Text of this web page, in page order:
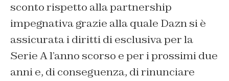
sconto rispetto alla partnership
impegnativa grazie alla quale Dazn si è
assicurata i diritti di esclusiva per la
Serie A l’anno scorso e per i prossimi due
anni e, di conseguenza, di rinunciare